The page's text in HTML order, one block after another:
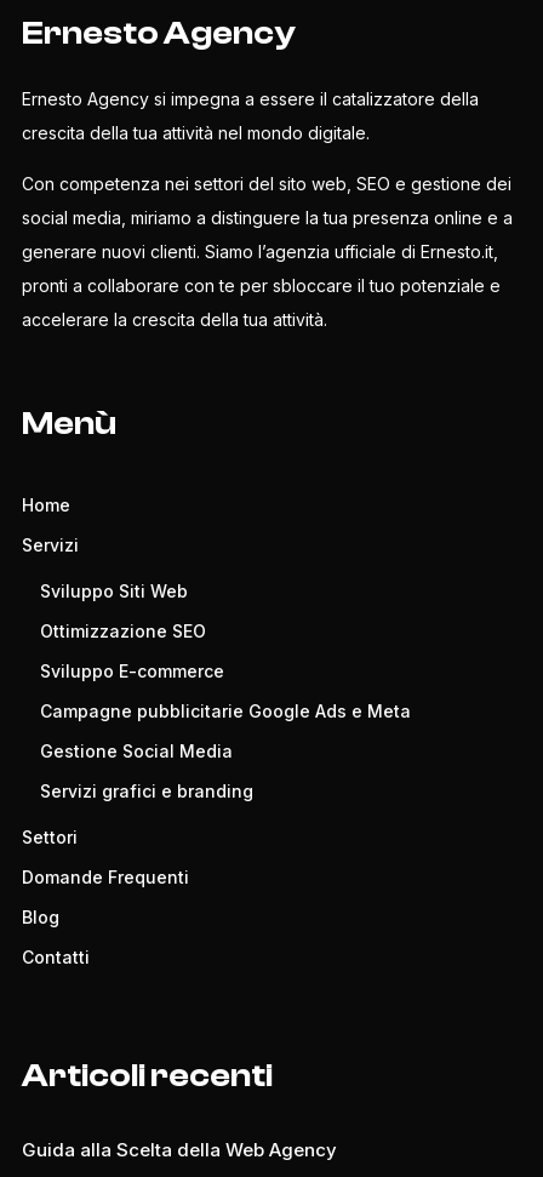
Ernesto Agency
Ernesto Agency si impegna a essere il catalizzatore della
crescita della tua attività nel mondo digitale.
Con competenza nei settori del sito web, SEO e gestione dei
social media, miriamo a distinguere la tua presenza online e a
generare nuovi clienti. Siamo l’agenzia ufficiale di Ernesto.it,
pronti a collaborare con te per sbloccare il tuo potenziale e
accelerare la crescita della tua attività.
Menù
Home
Servizi
Sviluppo Siti Web
Ottimizzazione SEO
Sviluppo E-commerce
Campagne pubblicitarie Google Ads e Meta
Gestione Social Media
Servizi grafici e branding
Settori
Domande Frequenti
Blog
Contatti
Articoli recenti
Guida alla Scelta della Web Agency